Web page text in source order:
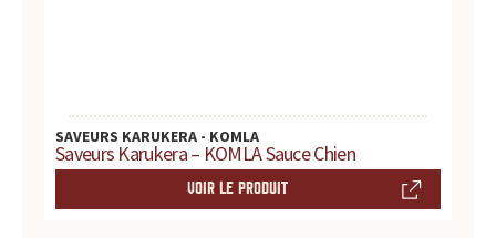
r
e
s
SAVEURS KARUKERA - KOMLA
Saveurs Karukera – KOMLA Sauce Chien
VOIR LE PRODUIT